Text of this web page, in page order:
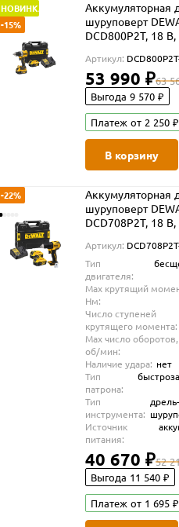
НОВИНКА
-15%
Аккумуляторная
шуруповерт
DCD800P2T, 18
ЗУ, в кейсе TSTAK
(DCD800P2T-QW)
Артикул:
53 990 ₽63
Выгода 9 570 ₽
Платеж от 2 250 ₽
В корзину
-22%
Аккумуляторная
шуруповерт
DCD708P2T, 18
ЗУ, в кейсе TSTAK
(DCD708P2T-QW)
Артикул:
Тип
двигателя:
Max крутящий
Нм:
Число ступеней
крутящего момента:
Max число оборотов,
об/мин:
Наличие удара: нет
Тип
патрона:
Тип
инструмента:
дрель-
Источник
питания:
40 670 ₽52
Выгода 11 540 ₽
Платеж от 1 695 ₽